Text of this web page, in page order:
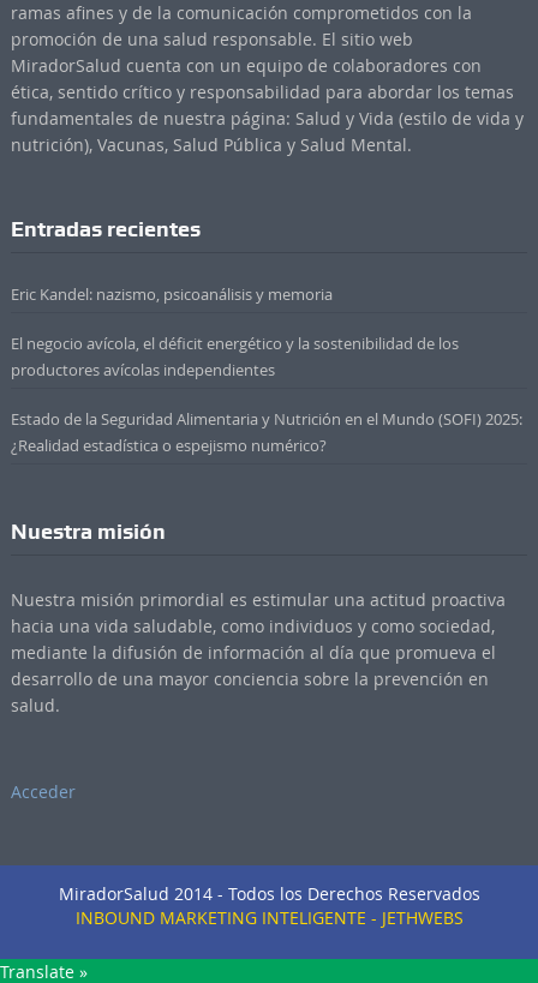
ramas afines y de la comunicación comprometidos con la
promoción de una salud responsable. El sitio web
MiradorSalud cuenta con un equipo de colaboradores con
ética, sentido crítico y responsabilidad para abordar los temas
fundamentales de nuestra página: Salud y Vida (estilo de vida y
nutrición), Vacunas, Salud Pública y Salud Mental.
Entradas recientes
Eric Kandel: nazismo, psicoanálisis y memoria
El negocio avícola, el déficit energético y la sostenibilidad de los
productores avícolas independientes
Estado de la Seguridad Alimentaria y Nutrición en el Mundo (SOFI) 2025:
¿Realidad estadística o espejismo numérico?
Nuestra misión
Nuestra misión primordial es estimular una actitud proactiva
hacia una vida saludable, como individuos y como sociedad,
mediante la difusión de información al día que promueva el
desarrollo de una mayor conciencia sobre la prevención en
salud.
Acceder
MiradorSalud 2014 - Todos los Derechos Reservados
INBOUND MARKETING INTELIGENTE - JETHWEBS
Translate »